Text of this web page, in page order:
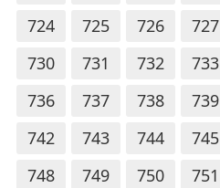
724
725 726 727
730
731 732 733
736
737 738 739
742
743 744 745
748
749 750 751